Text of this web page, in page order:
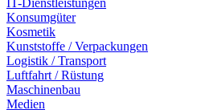
IT-Dienstleistungen
Konsumgüter
Kosmetik
Kunststoffe / Verpackungen
Logistik / Transport
Luftfahrt / Rüstung
Maschinenbau
Medien